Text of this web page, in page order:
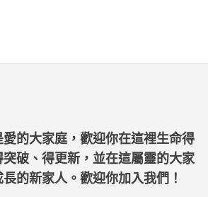
的大家庭，歡迎你在這裡生命得
破、得更新，並在這屬靈的大家
的新家人。歡迎你加入我們！